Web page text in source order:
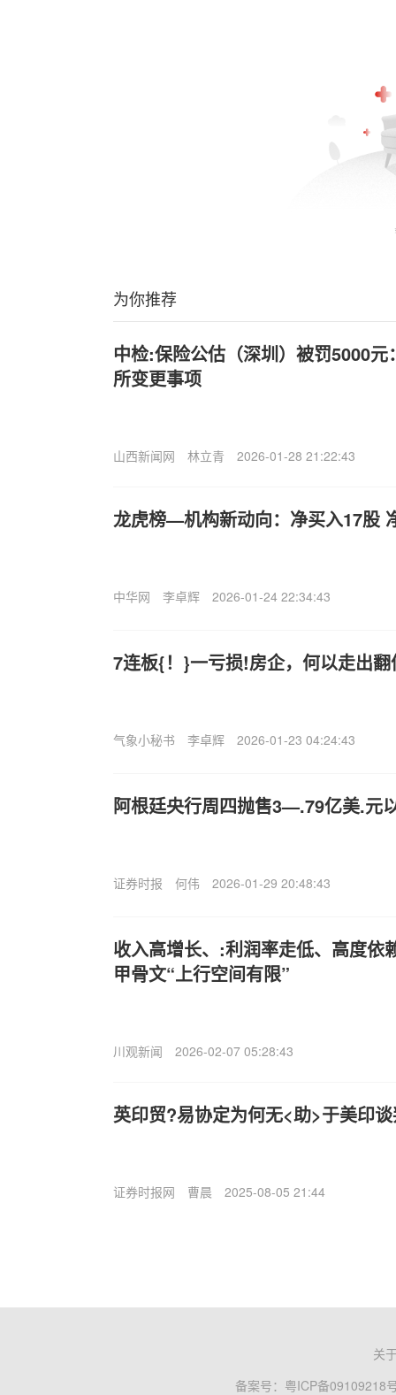
为你推荐
中检:保险公估（深圳）被罚5000
所变更事项
山西新闻网 林立青 2026-01-28 21:22:43
龙虎榜—机构新动向：净买入17股
中华网 李卓辉 2026-01-24 22:34:43
7连板{！}一亏损!房企，何以走出
气象小秘书 李卓辉 2026-01-23 04:24:43
阿根廷央行周四抛售3—.79亿美.元
证券时报 何伟 2026-01-29 20:48:43
收入高增长、:利润率走低、高度依
甲骨文“上行空间有限”
川观新闻 2026-02-07 05:28:43
英印贸?易协定为何无<助>于美印
证券时报网 曹晨 2025-08-05 21:44
关
备案号： 粤ICP备09109218